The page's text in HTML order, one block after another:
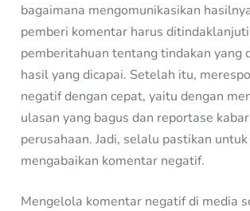
bagaimana mengomunikasikan
pemberi komentar harus
pemberitahuan tentang tindakan yang
hasil yang dicapai. Setelah itu,
negatif dengan cepat, yaitu dengan
ulasan yang bagus dan reportase
perusahaan. Jadi, selalu pastikan
mengabaikan komentar negatif.
Mengelola komentar negatif di media